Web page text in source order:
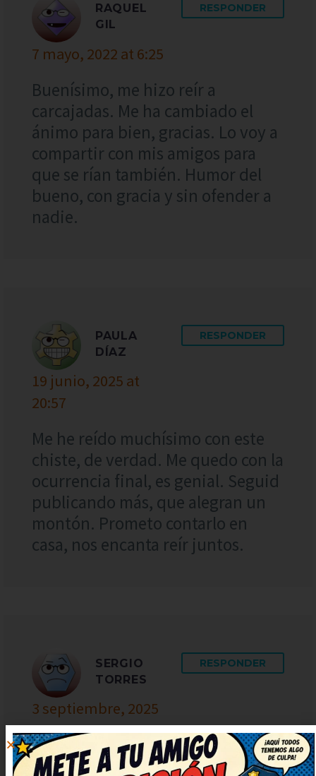
RAQUEL
GIL
7 mayo, 2022 at 6:25
RESPONDER
Buenísimo, me hizo reír a
carcajadas. Me ha cambiado el
ánimo para bien, gracias. Lo voy a
compartir con mis amigos para
que se rían también. Humor del
bueno, con gracia y sin ofender a
nadie.
PAULA
DÍAZ
19 junio, 2025 at
20:57
RESPONDER
Me he reído muchísimo con este
chiste, de verdad. Me quedo con la
ocurrencia final, es genial. Seguid
publicando más, que alegran un
montón. Prometo contarlo en
casa, nos encanta reír juntos.
SERGIO
TORRES
3 septiembre, 2025
at 7:07
RESPONDER
Buenísimo, me hizo reír a